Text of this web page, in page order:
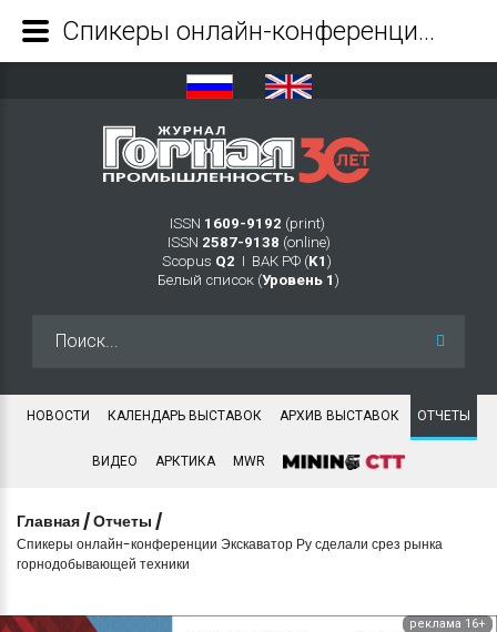
ISSN 1609-9192 (print)
ISSN 2587-9138 (online)
Scopus Q2 Ι ВАК РФ (K1 )
Белый список (Уровень 1 )
НОВОСТИ КАЛЕНДАРЬ ВЫСТАВОК АРХИВ ВЫСТАВОК ОТЧЕТЫ
ВИДЕО АРКТИКА MWR
Главная /Отчеты /
Спикеры онлайн-конференции Экскаватор Ру сделали срез рынка
горнодобывающей техники
реклама 16+
Спикеры онлайн-конференции Экскаватор Ру сделали срез рынка горнодобывающей техники - Журнал Горная промышленность